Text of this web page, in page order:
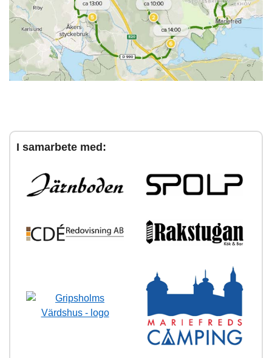
I samarbete med: